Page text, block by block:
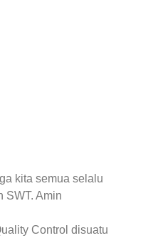
kita semua selalu
SWT. Amin
Control disuatu